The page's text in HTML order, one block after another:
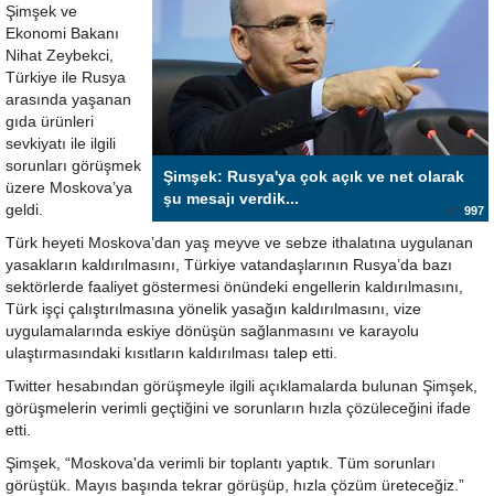
Şimşek: Rusya'ya çok açık ve net olarak
şu mesajı verdik...
997
Şimşek ve
Ekonomi Bakanı
Nihat Zeybekci,
Türkiye ile Rusya
arasında yaşanan
gıda ürünleri
sevkiyatı ile ilgili
sorunları görüşmek
üzere Moskova’ya
geldi.
Türk heyeti Moskova’dan yaş meyve ve sebze ithalatına uygulanan
yasakların kaldırılmasını, Türkiye vatandaşlarının Rusya’da bazı
sektörlerde faaliyet göstermesi önündeki engellerin kaldırılmasını,
Türk işçi çalıştırılmasına yönelik yasağın kaldırılmasını, vize
uygulamalarında eskiye dönüşün sağlanmasını ve karayolu
ulaştırmasındaki kısıtların kaldırılması talep etti.
Twitter hesabından görüşmeyle ilgili açıklamalarda bulunan Şimşek,
görüşmelerin verimli geçtiğini ve sorunların hızla çözüleceğini ifade
etti.
Şimşek, “Moskova'da verimli bir toplantı yaptık. Tüm sorunları
görüştük. Mayıs başında tekrar görüşüp, hızla çözüm üreteceğiz.”